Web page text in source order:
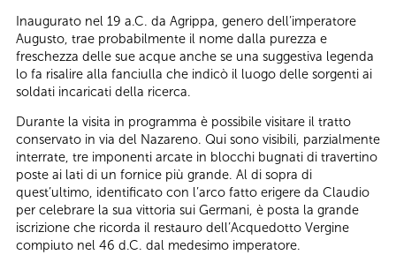
Inaugurato nel 19 a.C. da Agrippa, genero dell’imperatore
Augusto, trae probabilmente il nome dalla purezza e
freschezza delle sue acque anche se una suggestiva legenda
lo fa risalire alla fanciulla che indicò il luogo delle sorgenti ai
soldati incaricati della ricerca.
Durante la visita in programma è possibile visitare il tratto
conservato in via del Nazareno. Qui sono visibili, parzialmente
interrate, tre imponenti arcate in blocchi bugnati di travertino
poste ai lati di un fornice più grande. Al di sopra di
quest’ultimo, identificato con l’arco fatto erigere da Claudio
per celebrare la sua vittoria sui Germani, è posta la grande
iscrizione che ricorda il restauro dell’Acquedotto Vergine
compiuto nel 46 d.C. dal medesimo imperatore.